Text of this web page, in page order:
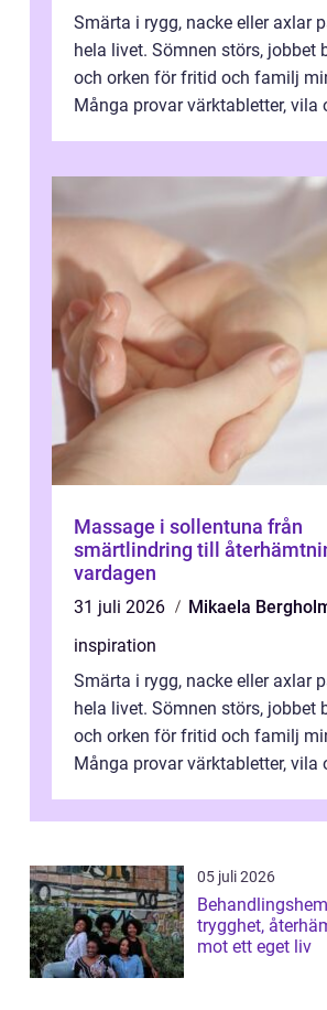
Smärta i rygg, nacke eller axlar
hela livet. Sömnen störs, jobbet
och orken för fritid och familj
Många provar värktabletter, vila
Massage i sollentuna från
smärtlindring till
vardagen
31 juli 2026
Mikaela
inspiration
Smärta i rygg, nacke eller axlar
hela livet. Sömnen störs, jobbet
och orken för fritid och familj
Många provar värktabletter, vila
05 juli 2026
trygghet,
mot ett eget liv